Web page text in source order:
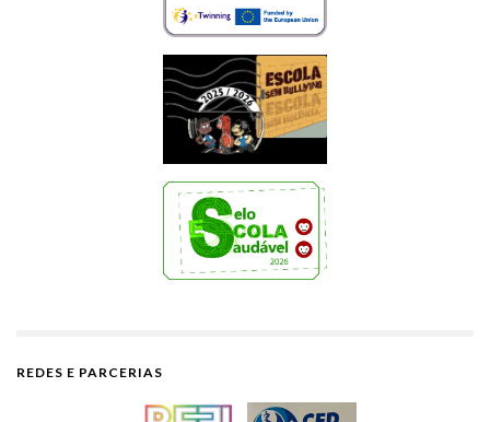
REDES E PARCERIAS